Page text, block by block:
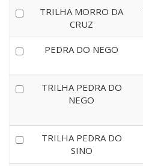
TRILHA MORRO DA
CRUZ
PEDRA DO NEGO
TRILHA PEDRA DO
NEGO
TRILHA PEDRA DO
SINO